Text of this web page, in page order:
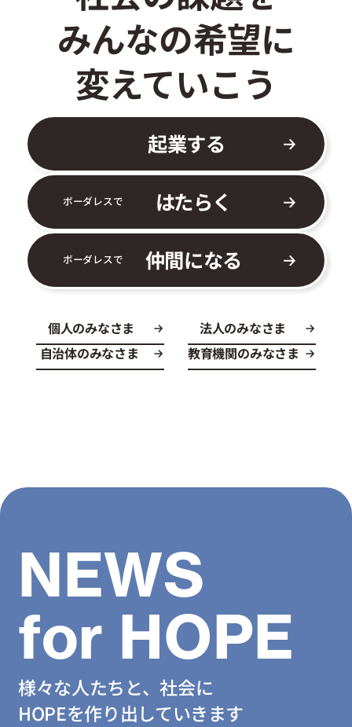
みんなの希望に
変えていこう
起業する
ボーダレスで はたらく
ボーダレスで 仲間になる
個人のみなさま
法人のみなさま
自治体のみなさま
教育機関のみなさま
NEWS
for HOPE
様々な人たちと、社会に
HOPEを作り出していきます